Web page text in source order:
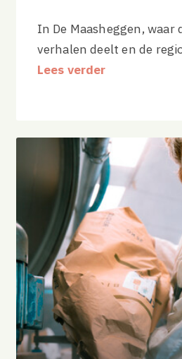
In De Maasheggen,
verhalen deelt en de
Lees verder